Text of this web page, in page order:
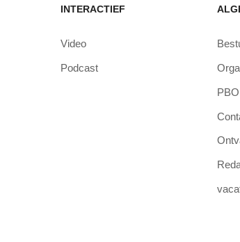
INTERACTIEF
Video
Podcast
PBO